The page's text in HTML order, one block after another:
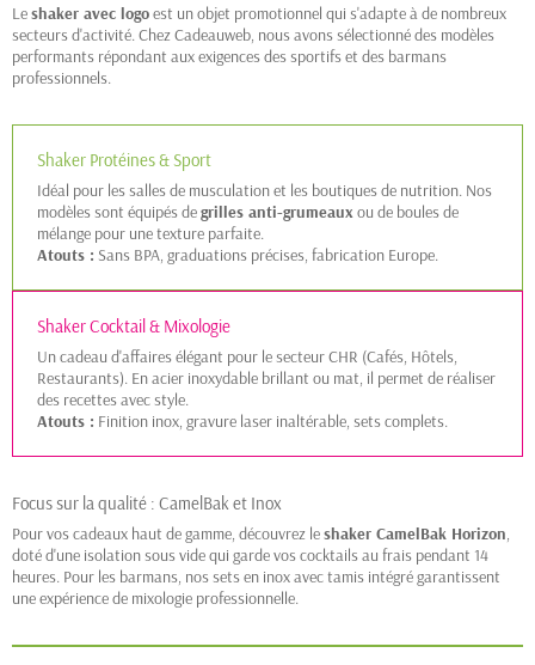
Leshaker avec logoest un objet promotionnel qui s'adapte à de nombreux
secteurs d'activité. Chez Cadeauweb, nous avons sélectionné des modèles
performants répondant aux exigences des sportifs et des barmans
professionnels.
Shaker Protéines & Sport
Idéal pour les salles de musculation et les boutiques de nutrition. Nos
modèles sont équipés degrilles anti-grumeauxou de boules de
mélange pour une texture parfaite.
Atouts : Sans BPA, graduations précises, fabrication Europe.
Shaker Cocktail & Mixologie
Un cadeau d'affaires élégant pour le secteur CHR (Cafés, Hôtels,
Restaurants). En acier inoxydable brillant ou mat, il permet de réaliser
des recettes avec style.
Atouts : Finition inox, gravure laser inaltérable, sets complets.
Focus sur la qualité : CamelBak et Inox
Pour vos cadeaux haut de gamme, découvrez leshaker CamelBak Horizon,
doté d'une isolation sous vide qui garde vos cocktails au frais pendant 14
heures. Pour les barmans, nos sets en inox avec tamis intégré garantissent
une expérience de mixologie professionnelle.